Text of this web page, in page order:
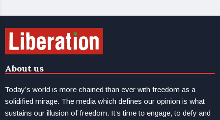
About us
Today’s world is more chained than ever with freedom as a
solidified mirage. The media which defines our opinion is what
sustains our illusion of freedom. It’s time to engage, to defy and